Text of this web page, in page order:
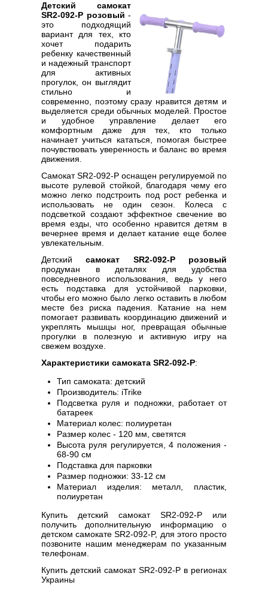
Детский самокат
SR2-092-P розовый -
это подходящий
вариант для тех, кто
хочет подарить
ребенку качественный
и надежный транспорт
для активных
прогулок, он выглядит
стильно и
современно, поэтому сразу нравится детям и
выделяется среди обычных моделей. Простое
и удобное управление делает его
комфортным даже для тех, кто только
начинает учиться кататься, помогая быстрее
почувствовать уверенность и баланс во время
движения.
Самокат SR2-092-P оснащен регулируемой по
высоте рулевой стойкой, благодаря чему его
можно легко подстроить под рост ребенка и
использовать не один сезон. Колеса с
подсветкой создают эффектное свечение во
время езды, что особенно нравится детям в
вечернее время и делает катание еще более
увлекательным.
Детскийсамокат SR2-092-P розовый
продуман в деталях для удобства
повседневного использования, ведь у него
есть подставка для устойчивой парковки,
чтобы его можно было легко оставить в любом
месте без риска падения. Катание на нем
помогает развивать координацию движений и
укреплять мышцы ног, превращая обычные
прогулки в полезную и активную игру на
свежем воздухе.
Характеристики самоката SR2-092-P:
Тип самоката: детский
Производитель: iTrike
Подсветка руля и подножки, работает от
батареек
Материал колес: полиуретан
Размер колес - 120 мм, светятся
Высота руля регулируется, 4 положения -
68-90 см
Подставка для парковки
Размер подножки: 33-12 см
Материал изделия: металл, пластик,
полиуретан
Купить детский самокат SR2-092-P или
получить дополнительную информацию о
детском самокате SR2-092-P, для этого просто
позвоните нашим менеджерам по указанным
телефонам.
Купить детский самокат SR2-092-P в регионах
Украины